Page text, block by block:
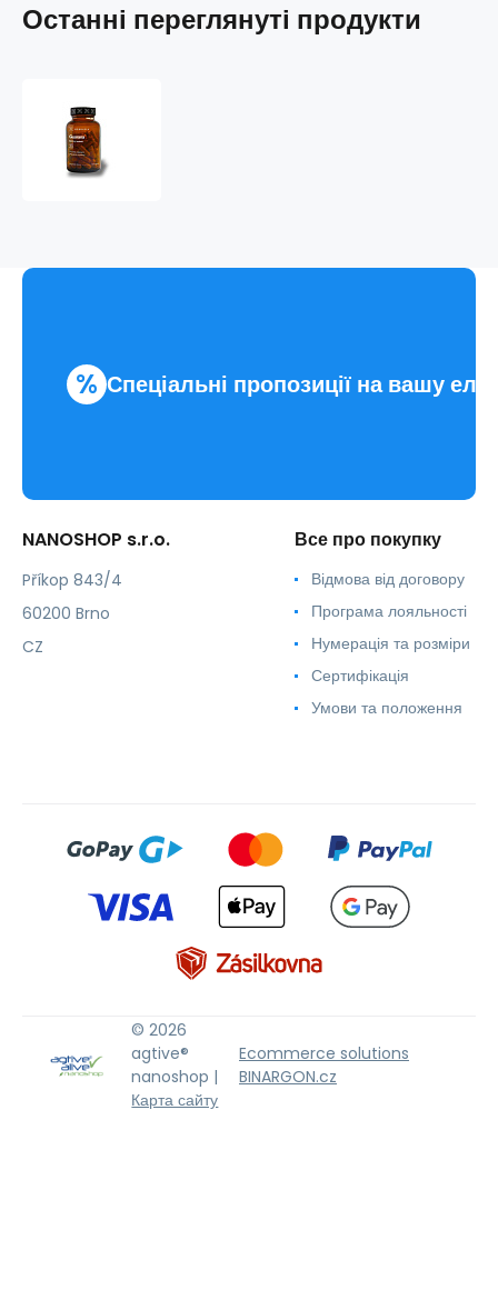
Останні переглянуті продукти
% Спеціальні пропозиції на вашу
NANOSHOP s.r.o.
Příkop 843/4
60200 Brno
CZ
Все про покупку
Відмова від договору
Програма лояльності
Нумерація та розміри
Сертифікація
Умови та положення
© 2026
agtive®
nanoshop |
Карта сайту
Ecommerce solutions
BINARGON.cz